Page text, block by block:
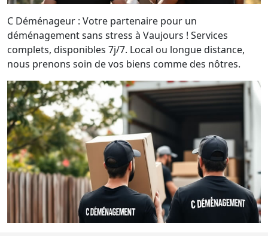
C Déménageur : Votre partenaire pour un
déménagement sans stress à Vaujours ! Services
complets, disponibles 7j/7. Local ou longue distance,
nous prenons soin de vos biens comme des nôtres.